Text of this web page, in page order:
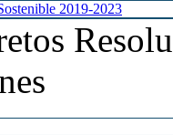
2019-2023